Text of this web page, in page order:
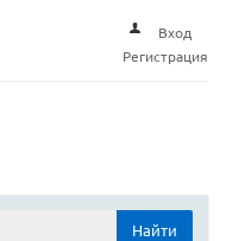
Вход
Регистрация
Найти